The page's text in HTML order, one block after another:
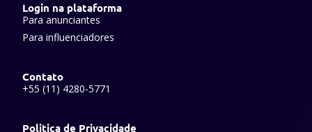
Login na plataforma
Para anunciantes
Para influenciadores
Contato
+55 (11) 4280-5771
Politica de Privacidade